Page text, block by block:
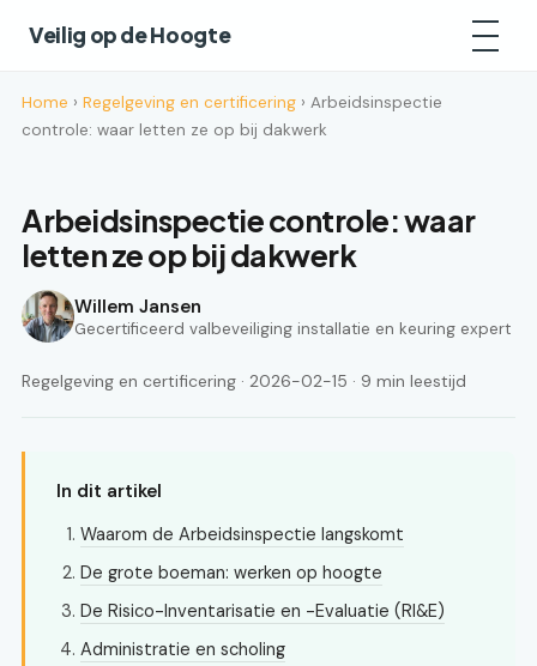
Veilig op de Hoogte
Home › Regelgeving en certificering › Arbeidsinspectie
controle: waar letten ze op bij dakwerk
Arbeidsinspectie controle: waar
letten ze op bij dakwerk
Willem Jansen
Gecertificeerd valbeveiliging installatie en keuring expert
Regelgeving en certificering · 2026-02-15 · 9 min leestijd
In dit artikel
Waarom de Arbeidsinspectie langskomt
De grote boeman: werken op hoogte
De Risico-Inventarisatie en -Evaluatie (RI&E)
Administratie en scholing